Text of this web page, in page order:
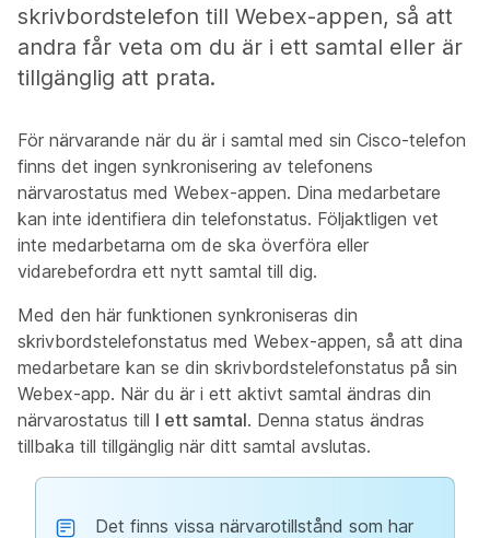
skrivbordstelefon till Webex-appen, så att
andra får veta om du är i ett samtal eller är
tillgänglig att prata.
För närvarande när du är i samtal med sin Cisco-telefon
finns det ingen synkronisering av telefonens
närvarostatus med Webex-appen. Dina medarbetare
kan inte identifiera din telefonstatus. Följaktligen vet
inte medarbetarna om de ska överföra eller
vidarebefordra ett nytt samtal till dig.
Med den här funktionen synkroniseras din
skrivbordstelefonstatus med Webex-appen, så att dina
medarbetare kan se din skrivbordstelefonstatus på sin
Webex-app. När du är i ett aktivt samtal ändras din
närvarostatus till I ett samtal. Denna status ändras
tillbaka till tillgänglig när ditt samtal avslutas.
Det finns vissa närvarotillstånd som har